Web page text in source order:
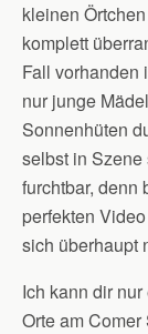
kleinen
komplett
Fall vorhanden
nur junge
Sonnenhüten
selbst in
furchtbar, denn
perfekten
sich überhaupt
Ich kann dir
Orte am